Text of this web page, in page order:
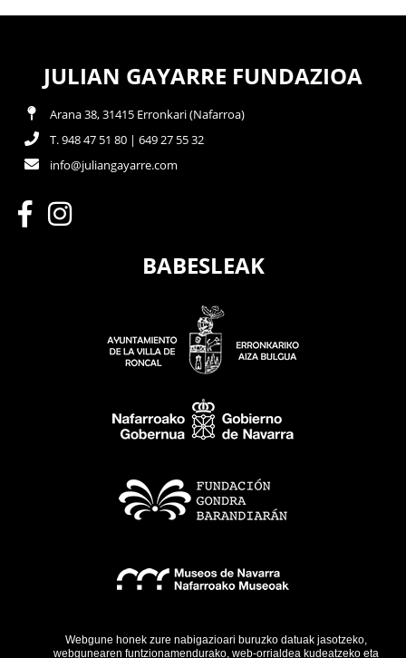
Webgune honek zure nabigazioari buruzko datuak jasotzeko,
webgunearen funtzionamendurako, web-orrialdea kudeatzeko eta
JULIAN GAYARRE FUNDAZIOA
Arana 38, 31415 Erronkari (Nafarroa)
T. 948 47 51 80 | 649 27 55 32
info@juliangayarre.com
BABESLEAK